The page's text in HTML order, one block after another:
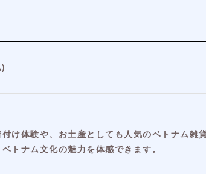
け体験や、お土産としても人気のベトナム
トナム文化の魅力を体感できます。